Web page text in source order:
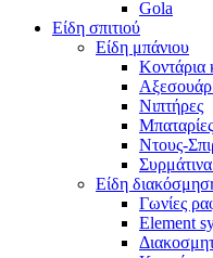
Gola
Είδη σπιτιού
Είδη μπάνιου
Κοντάρια
Αξεσουάρ
Νιπτήρες
Μπαταρίες
Ντους-
Είδη
Γωνίες
Element